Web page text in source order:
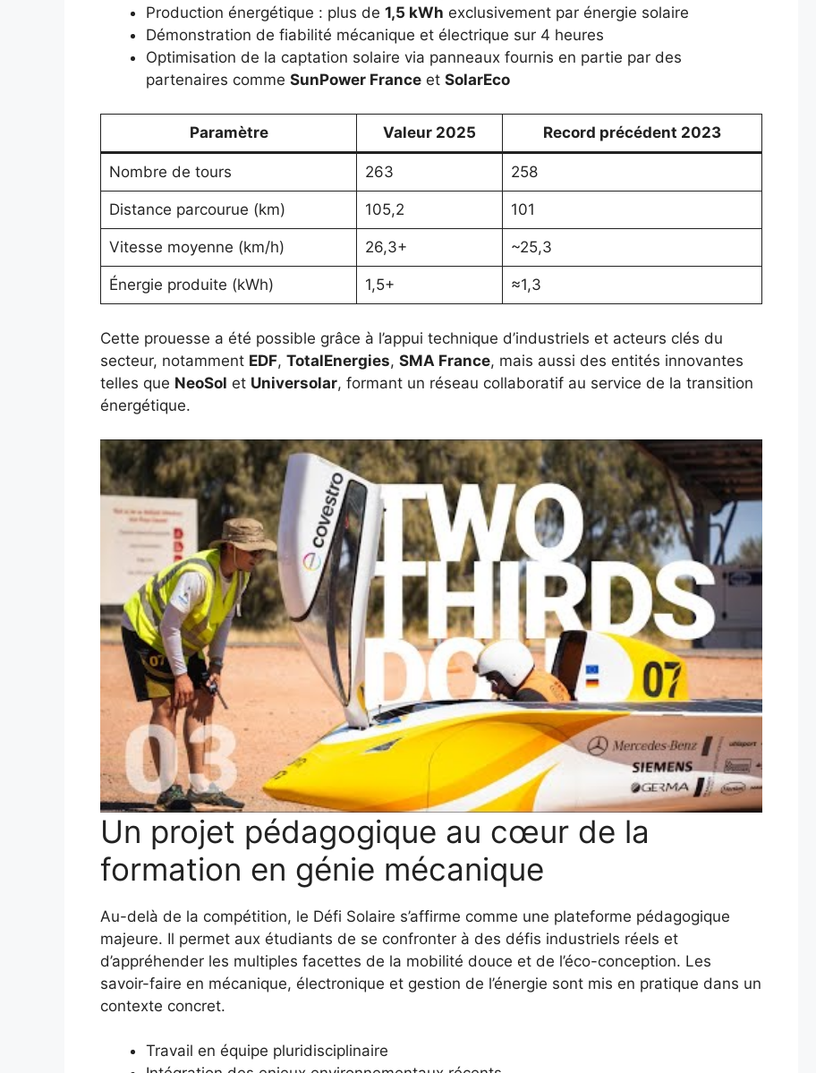
Production énergétique : plus de 1,5 kWh exclusivement par énergie solaire
Démonstration de fiabilité mécanique et électrique sur 4 heures
Optimisation de la captation solaire via panneaux fournis en partie par des
partenaires comme SunPower France et SolarEco
Paramètre Valeur 2025 Record précédent 2023
Nombre de tours 263 258
Distance parcourue (km) 105,2 101
Vitesse moyenne (km/h) 26,3+ ~25,3
Énergie produite (kWh) 1,5+ ≈1,3
Cette prouesse a été possible grâce à l’appui technique d’industriels et acteurs clés du
secteur, notamment EDF, TotalEnergies, SMA France, mais aussi des entités innovantes
telles que NeoSol et Universolar, formant un réseau collaboratif au service de la transition
énergétique.
Un projet pédagogique au cœur de la
formation en génie mécanique
Au-delà de la compétition, le Défi Solaire s’affirme comme une plateforme pédagogique
majeure. Il permet aux étudiants de se confronter à des défis industriels réels et
d’appréhender les multiples facettes de la mobilité douce et de l’éco-conception. Les
savoir-faire en mécanique, électronique et gestion de l’énergie sont mis en pratique dans un
contexte concret.
Travail en équipe pluridisciplinaire